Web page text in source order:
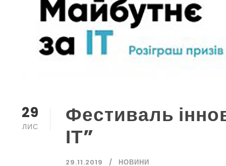
29
ЛИС
Фестиваль
ІТ”
29.11.2019 НОВИНИ